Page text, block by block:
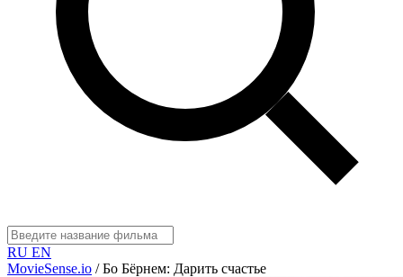
RU EN
MovieSense.io / Бо Бёрнем: Дарить счастье